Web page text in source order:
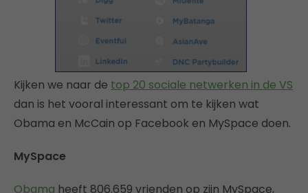
Kijken we naar de top 20 sociale netwerken in de VS
dan is het vooral interessant om te kijken wat
Obama en McCain op Facebook en MySpace doen.
MySpace
Obama heeft 806.659 vrienden op zijn MySpace,